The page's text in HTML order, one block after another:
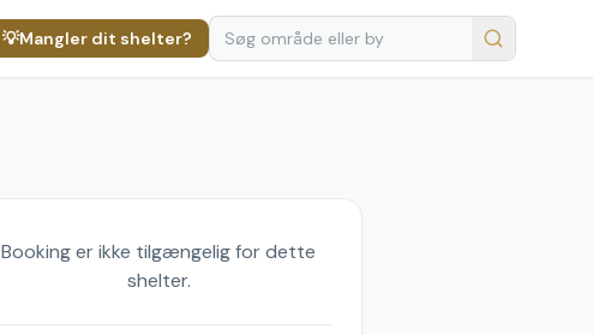
💡Mangler dit shelter?
Booking er ikke tilgængelig for dette
shelter.